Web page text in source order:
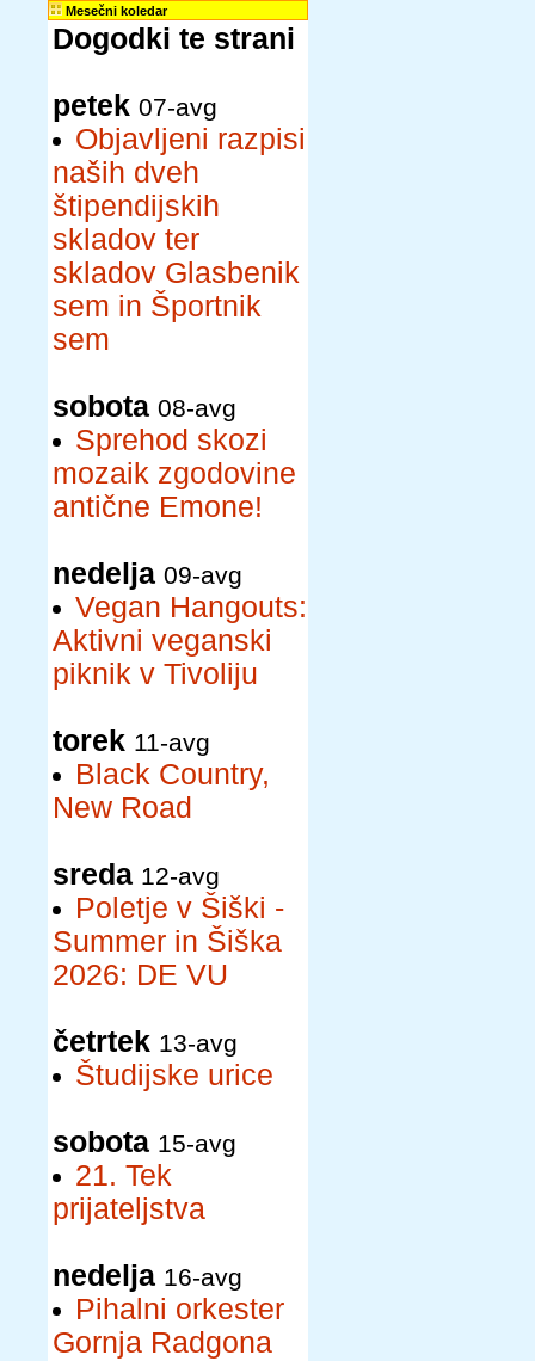
Mesečni koledar
Dogodki te strani
petek 07-avg
Objavljeni razpisi
naših dveh
štipendijskih
skladov ter
skladov Glasbenik
sem in Športnik
sem
sobota 08-avg
Sprehod skozi
mozaik zgodovine
antične Emone!
nedelja 09-avg
Vegan Hangouts:
Aktivni veganski
piknik v Tivoliju
torek 11-avg
Black Country,
New Road
sreda 12-avg
Poletje v Šiški -
Summer in Šiška
2026: DE VU
četrtek 13-avg
Študijske urice
sobota 15-avg
21. Tek
prijateljstva
nedelja 16-avg
Pihalni orkester
Gornja Radgona